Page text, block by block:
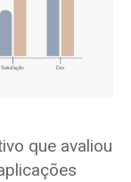
que avaliou